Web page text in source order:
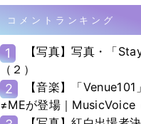
コメントランキング
1
【写真】写真・「
（２）
2
【音楽】「
≠MEが登場｜MusicVoice